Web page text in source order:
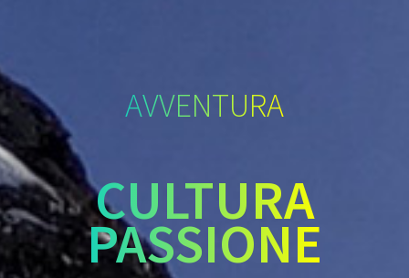
AVVENTURA
CULTURA
PASSIONE